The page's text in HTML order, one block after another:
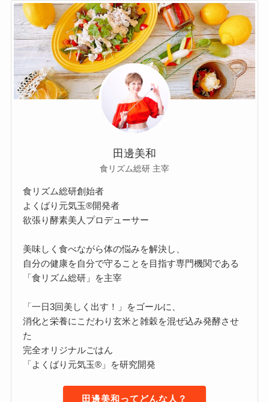
田邊美和
食リズム総研 主宰
食リズム総研創始者
よくばり元気玉®開発者
欲張り酵素美人プロデューサー
美味しく食べながら体の悩みを解決し、
自分の健康を自分で守ることを目指す専門機関である
「食リズム総研」を主宰
「一日3回美しく出す！」をゴールに、
消化と栄養にこだわり玄米と雑穀を混ぜ込み発酵させ
た
完全オリジナルごはん
「よくばり元気玉®」を研究開発
田邊美和ってどんな人？